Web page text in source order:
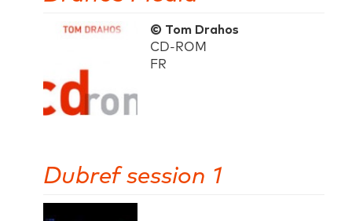
© Tom Drahos
CD-ROM
FR
Dubref session 1